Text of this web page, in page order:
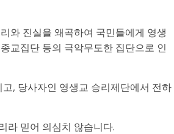
와 진실을 왜곡하여 국민들에게 영생
교집단 등의 극악무도한 집단으로 인
, 당사자인 영생교 승리제단에서 전하
라 믿어 의심치 않습니다.